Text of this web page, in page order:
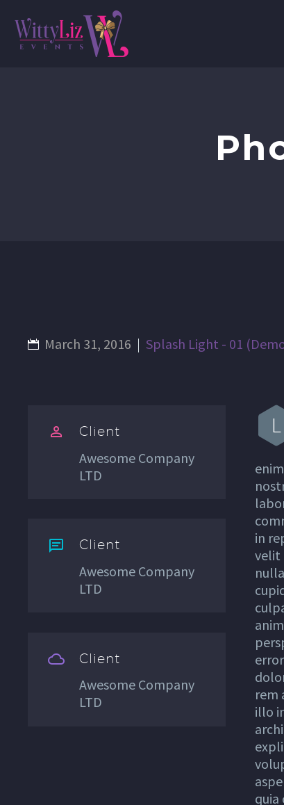
March 31, 2016 Splash Light - 01

 Client
Awesome Company
LTD

 Client
Awesome Company
LTD

 Client
Awesome Company
LTD
L
in
velit
rem
illo
quia